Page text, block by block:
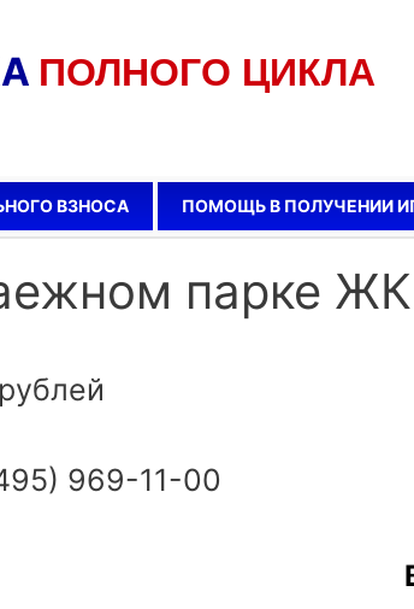
ПОЛНОГО ЦИКЛА
ВЗНОСА ПОМОЩЬ В ПОЛУЧЕНИИ
парке
969-11-00